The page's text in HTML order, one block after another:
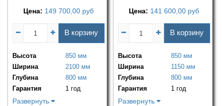
Цена: 149 700,00 руб
В корзину
Высота
850 мм
Ширина
2100 мм
Глубина
800 мм
Гарантия
1 год
Развернуть
Цена: 141 600,00 руб
В корзину
Высота
850 мм
Ширина
1150 мм
Глубина
800 мм
Гарантия
1 год
Развернуть